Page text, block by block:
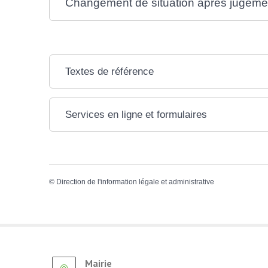
Textes de référence
Services en ligne et formulaires
© Direction de l'information légale et administrative
Mairie